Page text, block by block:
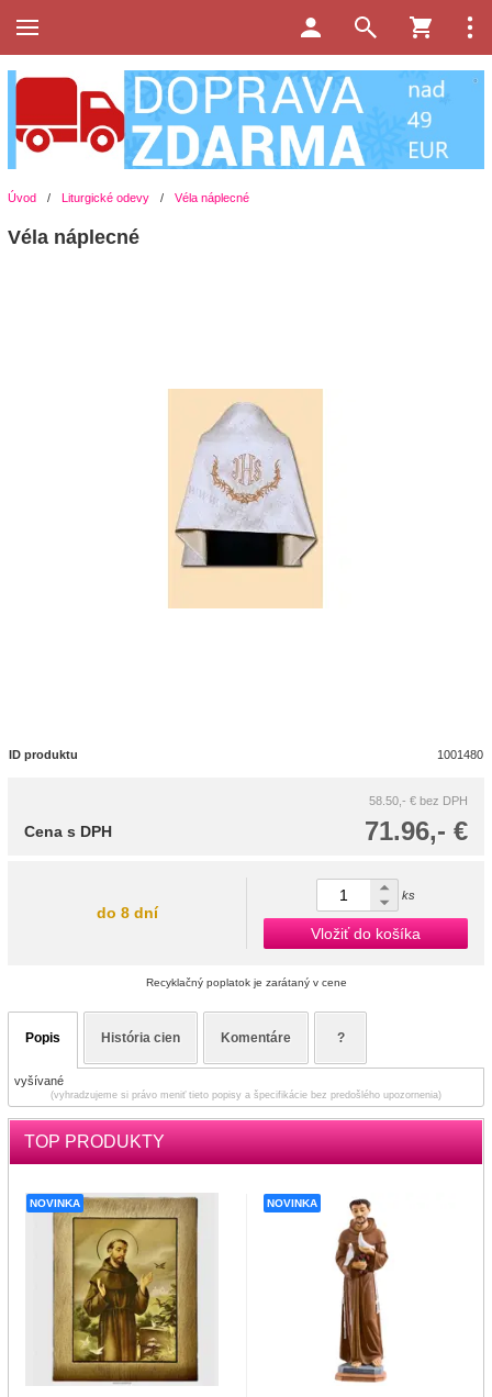
Úvod / Liturgické odevy / Véla náplecné
Véla náplecné
ID produktu 1001480
58.50,- € bez DPH
71.96,- €
Cena s DPH
do 8 dní
ks
Vložiť do košíka
Recyklačný poplatok je zarátaný v cene
Popis História cien Komentáre ?
vyšívané
(vyhradzujeme si právo meniť tieto popisy a špecifikácie bez predošlého upozornenia)
TOP PRODUKTY
NOVINKA NOVINKA